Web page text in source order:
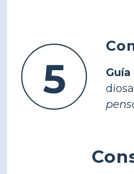
5 Guía